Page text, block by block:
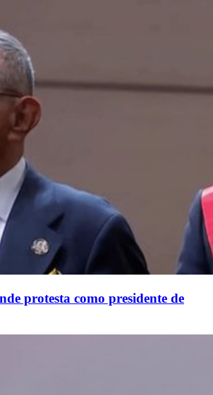
protesta como presidente de